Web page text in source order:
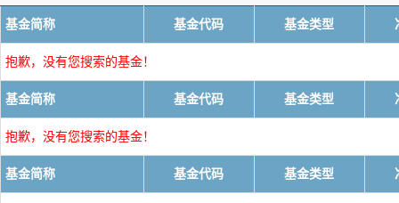
基金简称 基金代码 基金类型
抱歉，没有您搜索的基金！
基金简称 基金代码 基金类型
抱歉，没有您搜索的基金！
基金简称 基金代码 基金类型